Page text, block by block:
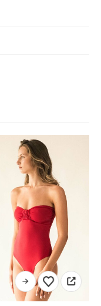
Ce produit a plusieurs variations. Les options peuvent être choisies sur la page du produit